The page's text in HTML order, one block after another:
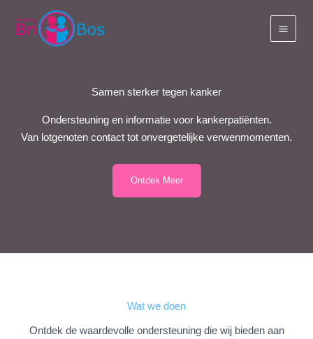
naar
Samen sterker tegen kanker
Ondersteuning en informatie voor kankerpatiënten.
Van lotgenoten contact tot onvergetelijke verwenmomenten.
Ontdek Meer
Wat we doen
Ontdek de waardevolle ondersteuning die wij bieden aan